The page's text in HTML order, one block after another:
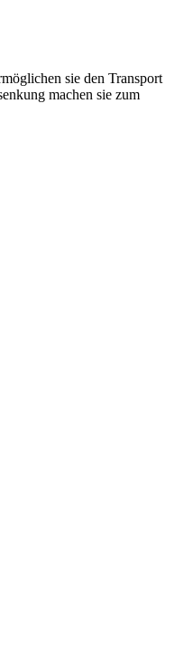
sie den Transport
machen sie zum